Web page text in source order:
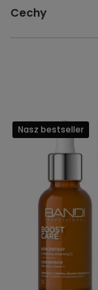
Cechy
Nasz bestseller